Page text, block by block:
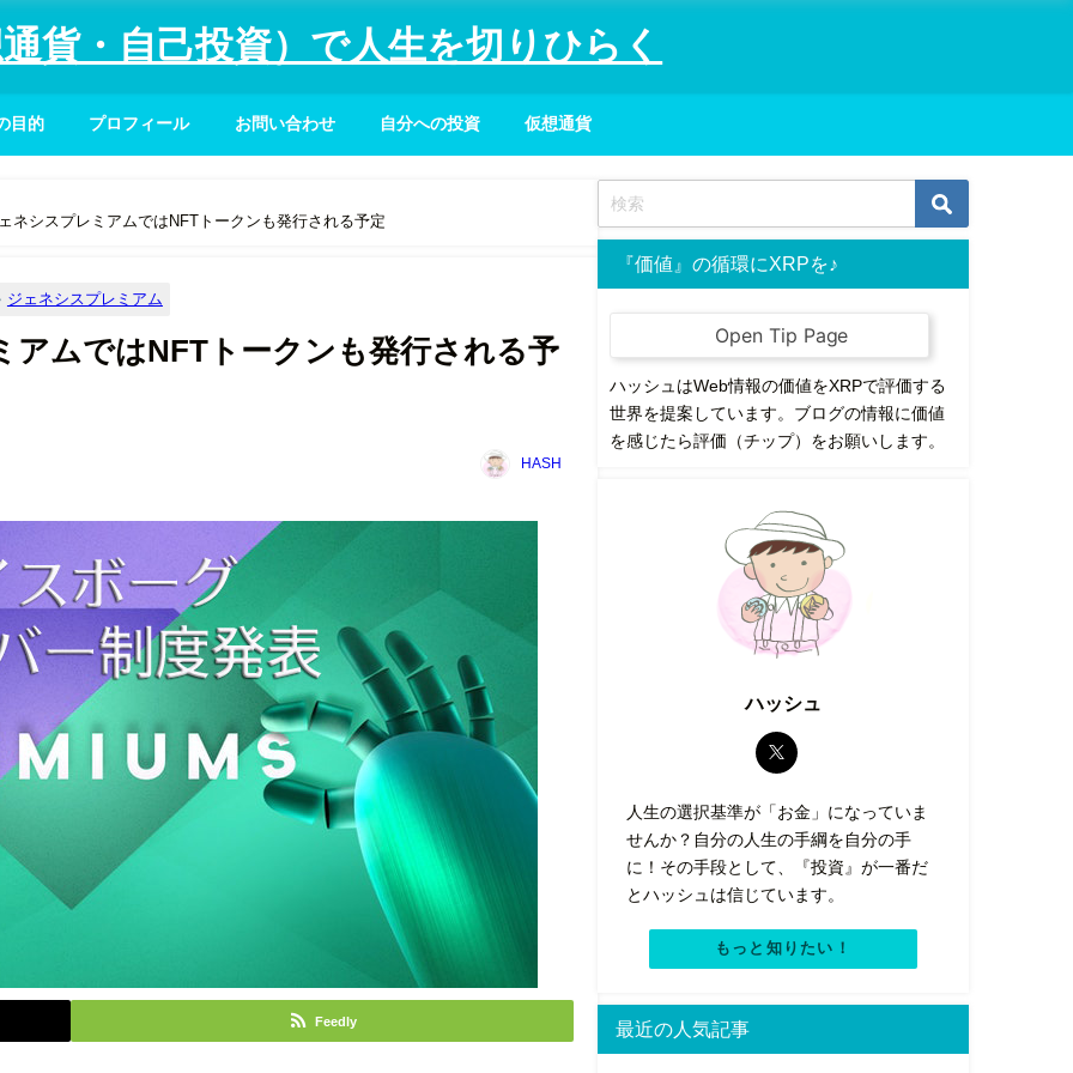
貨・自己投資）で人生を切りひらく
目的 プロフィール お問い合わせ 自分への投資 仮想通貨
ネシスプレミアムではNFTトークンも発行される予定
ジェネシスプレミアム
ムではNFTトークンも発行される予
HASH
Feedly
『価値』の循環にXRPを♪
ハッシュはWeb情報の価値をXRPで評価する
世界を提案しています。ブログの情報に価値
を感じたら評価（チップ）をお願いします。
ハッシュ
人生の選択基準が「お金」になっていま
せんか？自分の人生の手綱を自分の手
に！その手段として、『投資』が一番だ
とハッシュは信じています。
もっと知りたい！
最近の人気記事